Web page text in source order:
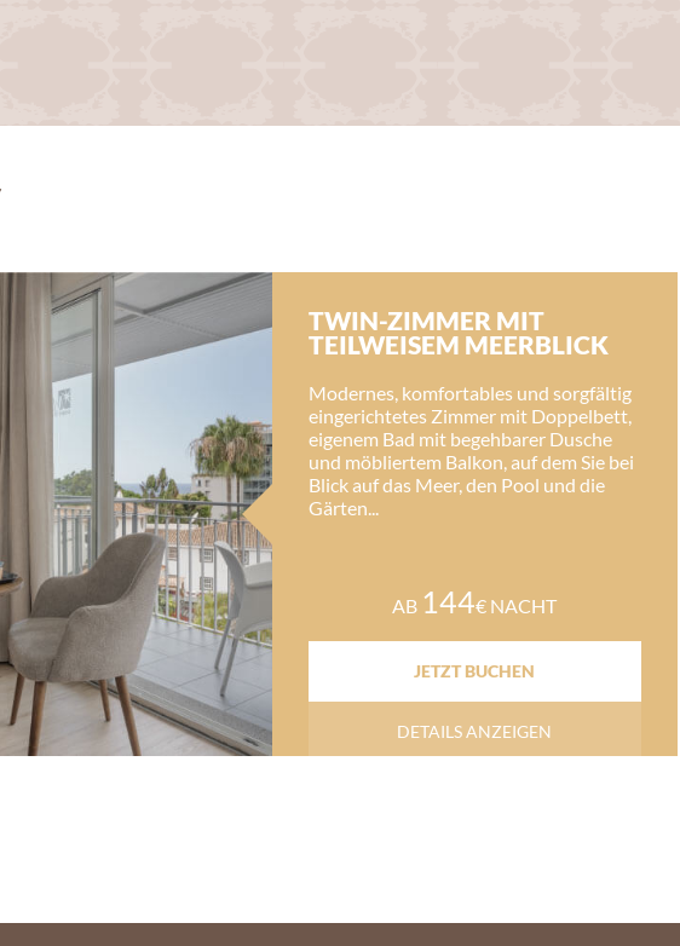
TWIN-ZIMMER MIT
TEILWEISEM MEERBLICK
Modernes, komfortables und sorgfältig
eingerichtetes Zimmer mit Doppelbett,
eigenem Bad mit begehbarer Dusche
und möbliertem Balkon, auf dem Sie bei
Blick auf das Meer, den Pool und die
Gärten...
AB 144€ NACHT
JETZT BUCHEN
DETAILS ANZEIGEN